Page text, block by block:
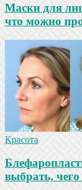
Маски для
что можно
Красота
выбрать,